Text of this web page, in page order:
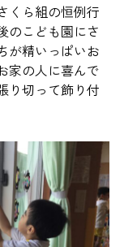
くら組の恒例行
のこども園にさ
が精いっぱいお
家の人に喜んで
り切って飾り付